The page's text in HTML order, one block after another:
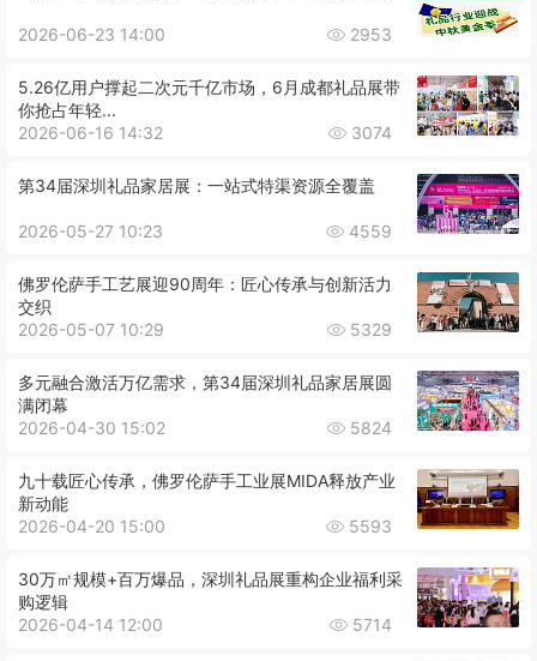
2026-06-23 14:00 2953
5.26亿用户撑起二次元千亿市场，6月成都礼品展带
你抢占年轻...
2026-06-16 14:32
3074
第34届深圳礼品家居展：一站式特渠资源全覆盖
2026-05-27 10:23 4559
佛罗伦萨手工艺展迎90周年：匠心传承与创新活力
交织
2026-05-07 10:29
5329
多元融合激活万亿需求，第34届深圳礼品家居展圆
满闭幕
2026-04-30 15:02
5824
九十载匠心传承，佛罗伦萨手工业展MIDA释放产业
新动能
2026-04-20 15:00
5593
30万㎡规模+百万爆品，深圳礼品展重构企业福利采
购逻辑
2026-04-14 12:00
5714